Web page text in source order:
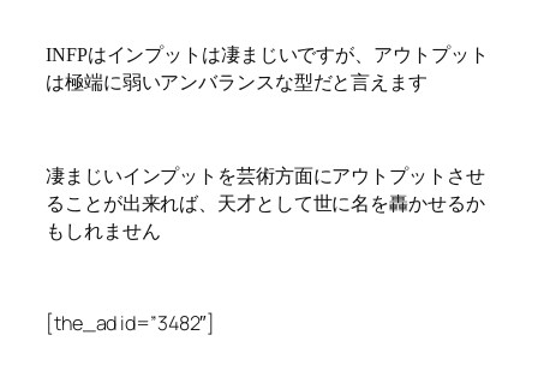
INFPはインプットは凄まじいですが、アウトプット
は極端に弱いアンバランスな型だと言えます
凄まじいインプットを芸術方面にアウトプットさせ
ることが出来れば、天才として世に名を轟かせるか
もしれません
[the_ad id=”3482″]